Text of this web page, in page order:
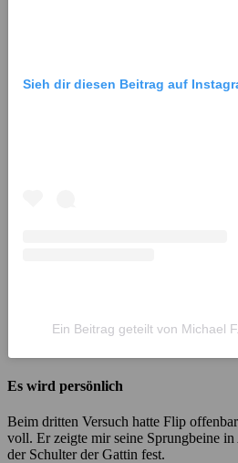
Sieh dir diesen Beitrag auf
Ein Beitrag geteilt von Michael
Es wird persönlich
Beim dritten Versuch hatte Flip
voll. Er zeigte mir seine Sprungbeine
der Schulter der Gattin fest.